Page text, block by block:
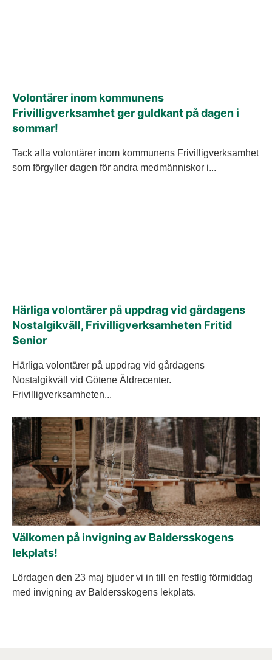
Volontärer inom kommunens
Frivilligverksamhet ger guldkant på dagen i
sommar!
Tack alla volontärer inom kommunens Frivilligverksamhet
som förgyller dagen för andra medmänniskor i...
Härliga volontärer på uppdrag vid gårdagens
Nostalgikväll, Frivilligverksamheten Fritid
Senior
Härliga volontärer på uppdrag vid gårdagens
Nostalgikväll vid Götene Äldrecenter.
Frivilligverksamheten...
Välkomen på invigning av Baldersskogens
lekplats!
Lördagen den 23 maj bjuder vi in till en festlig förmiddag
med invigning av Baldersskogens lekplats.